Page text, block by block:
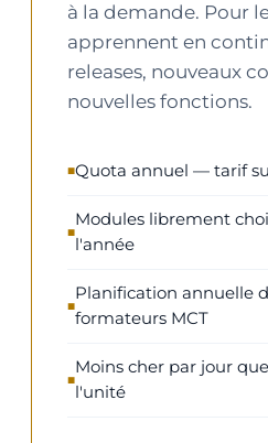
à la demande. Pour
apprennent en
releases, nouveaux
nouvelles fonctions.
Quota annuel — tarif
Modules librement
l'année
Planification annuelle
formateurs MCT
Moins cher par jour
l'unité